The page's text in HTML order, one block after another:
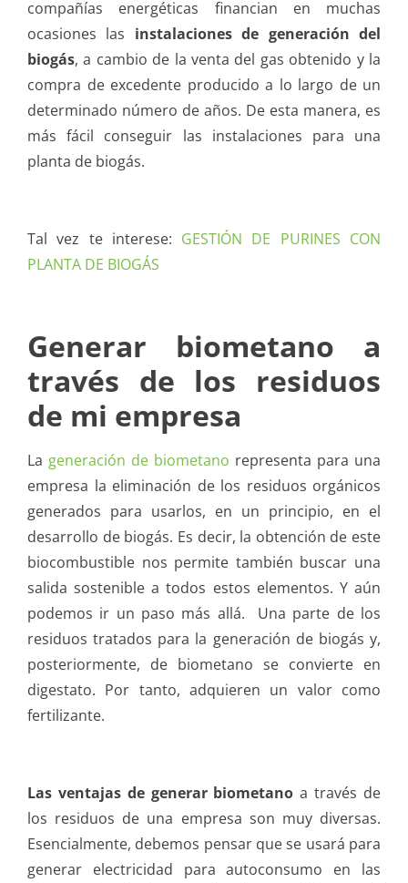
compañías energéticas financian en muchas
ocasiones las instalaciones de generación del
biogás, a cambio de la venta del gas obtenido y la
compra de excedente producido a lo largo de un
determinado número de años. De esta manera, es
más fácil conseguir las instalaciones para una
planta de biogás.
Tal vez te interese: GESTIÓN DE PURINES CON
PLANTA DE BIOGÁS
Generar biometano a
través de los residuos
de mi empresa
La generación de biometano representa para una
empresa la eliminación de los residuos orgánicos
generados para usarlos, en un principio, en el
desarrollo de biogás. Es decir, la obtención de este
biocombustible nos permite también buscar una
salida sostenible a todos estos elementos. Y aún
podemos ir un paso más allá. Una parte de los
residuos tratados para la generación de biogás y,
posteriormente, de biometano se convierte en
digestato. Por tanto, adquieren un valor como
fertilizante.
Las ventajas de generar biometano a través de
los residuos de una empresa son muy diversas.
Esencialmente, debemos pensar que se usará para
generar electricidad para autoconsumo en las